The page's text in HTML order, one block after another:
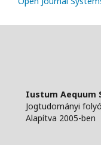
Iustum Aequum
Jogtudományi
Alapítva 2005-ben